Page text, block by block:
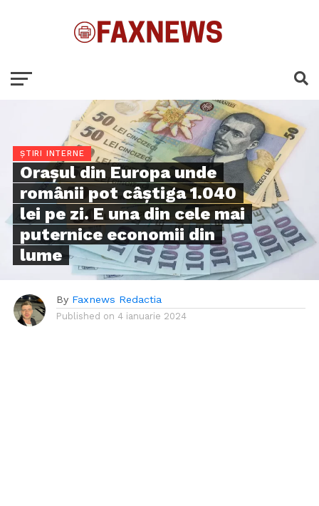
ȘTIRI INTERNE
Oraşul din Europa unde
românii pot câştiga 1.040
lei pe zi. E una din cele mai
puternice economii din
lume
By Faxnews Redactia
Published on 4 ianuarie 2024